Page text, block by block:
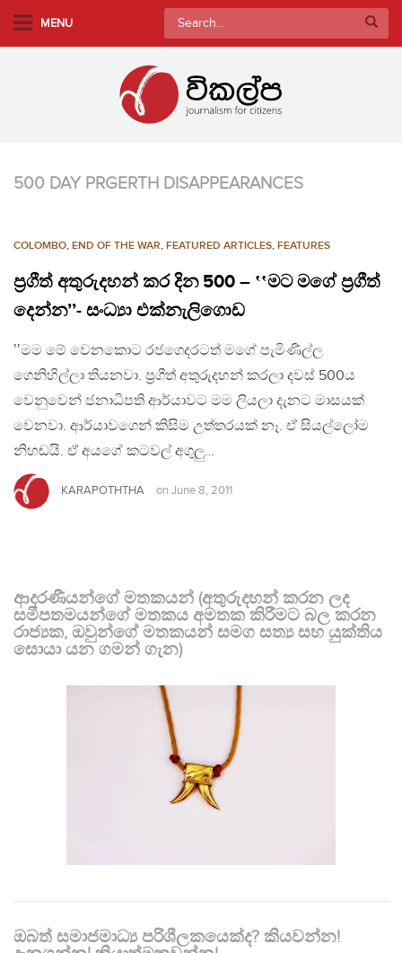
MENU
Search
for:
500 DAY PRGERTH DISAPPEARANCES
COLOMBO, END OF THE WAR, FEATURED ARTICLES, FEATURES
ප්‍රගීත් අතුරුදහන් කර දින 500 – ‛‛මට මගේ ප්‍රගීත්
දෙන්න’’- සංධ්‍යා එක්නැලිගොඩ
‛‛මම මේ වෙනකොට රජගෙදරටත් මගේ පැමිණිල්ල
ගෙනිහිල්ලා තියනවා. ප්‍රගීත් අතුරුදහන් කරලා දවස් 500ය
වෙනුවෙන් ජනාධිපති ආර්යාවට මම ලියලා දැනට මාසයක්
වෙනවා. ආර්යාවගෙන් කිසිම උත්තරයක් නෑ. ඒ සියල්ලෝම
නිහඬයි. ඒ අයගේ කටවල් අගුලු…
KARAPOTHTHA on June 8, 2011
ආදරණීයන්ගේ මතකයන් (අතුරුදහන් කරන ලද
සමීපතමයන්ගේ මතකය අමතක කිරීමට බල කරන
රාජ්‍යක, ඔවුන්ගේ මතකයන් සමග සත්‍ය සහ යුක්තිය
සොයා යන ගමන් ගැන)
ඔබත් සමාජමාධ්‍ය පරිශීලකයෙක්ද? කියවන්න!